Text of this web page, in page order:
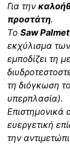
Για την
προστάτη.
Το Saw
εκχύλισμα
εμποδίζει τη
τη διόγκωση
υπερπλασία).
Επιστημονικά
ευεργετική
την